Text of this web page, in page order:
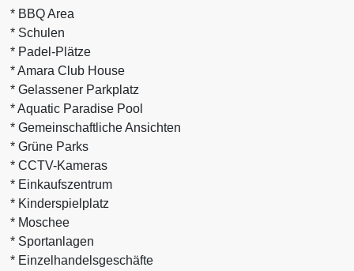
* BBQ Area
* Schulen
* Padel-Plätze
* Amara Club House
* Gelassener Parkplatz
* Aquatic Paradise Pool
* Gemeinschaftliche Ansichten
* Grüne Parks
* CCTV-Kameras
* Einkaufszentrum
* Kinderspielplatz
* Moschee
* Sportanlagen
* Einzelhandelsgeschäfte